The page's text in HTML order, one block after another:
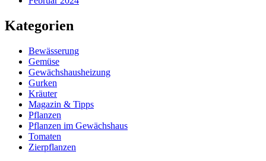
Kategorien
Bewässerung
Gemüse
Gewächshausheizung
Gurken
Kräuter
Magazin & Tipps
Pflanzen
Pflanzen im Gewächshaus
Tomaten
Zierpflanzen